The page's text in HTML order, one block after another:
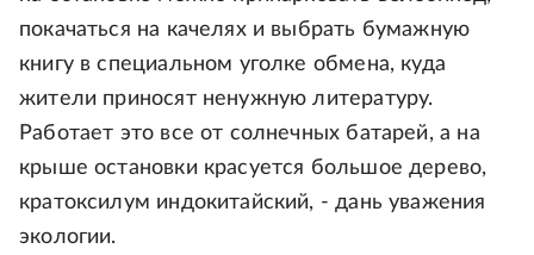
покачаться на качелях и выбрать бумажную
книгу в специальном уголке обмена, куда
жители приносят ненужную литературу.
Работает это все от солнечных батарей, а на
крыше остановки красуется большое дерево,
кратоксилум индокитайский, - дань уважения
экологии.